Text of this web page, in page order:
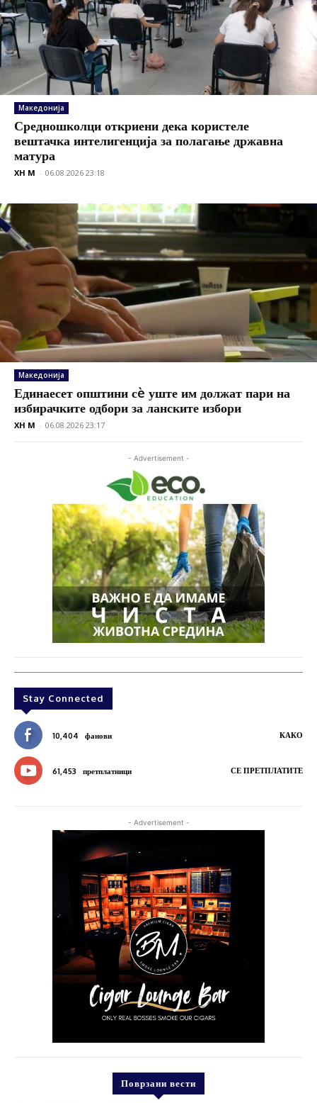
Македонија
Средношколци откриени дека користеле
вештачка интелигенција за полагање државна
матура
XH M - 06.08.2026 23:18
Македонија
Единаесет општини сè уште им должат пари на
избирачките одбори за ланските избори
XH M - 06.08.2026 23:17
- Advertisement -
Stay Connected
10,404 фанови КАКО
61,453 претплатници СЕ ПРЕТПЛАТИТЕ
- Advertisement -
Поврзани вести